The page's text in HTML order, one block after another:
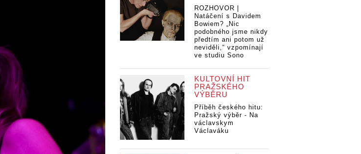
ROZHOVOR |
Natáčení s Davidem
Bowiem? „Nic
podobného jsme nikdy
předtím ani potom už
neviděli,“ vzpomínají
ve studiu Sono
KULTOVNÍ HIT
PRAŽSKÉHO
VÝBĚRU
Příběh českého hitu:
Pražský výběr - Na
václavskym
Václaváku